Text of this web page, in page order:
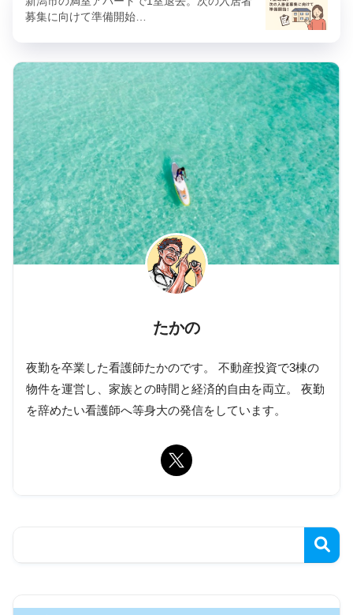
募集に向けて準備開始…
たかの
夜勤を卒業した看護師たかのです。 不動産投資で3棟の
物件を運営し、家族との時間と経済的自由を両立。 夜勤
を辞めたい看護師へ等身大の発信をしています。